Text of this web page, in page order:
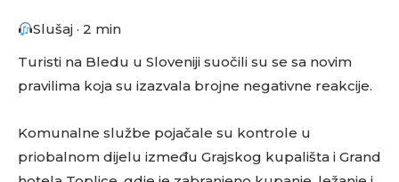
Slušaj · 2 min
Turisti na Bledu u Sloveniji suočili su se sa novim
pravilima koja su izazvala brojne negativne reakcije.
Komunalne službe pojačale su kontrole u
priobalnom dijelu između Grajskog kupališta i Grand